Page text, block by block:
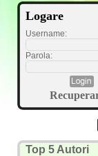
Logare
Username:
Parola:
Top 5 Autori